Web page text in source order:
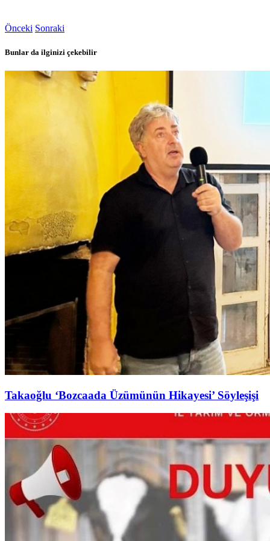
Önceki Sonraki
Bunlar da ilginizi çekebilir
Takaoğlu ‘Bozcaada Üzümünün Hikayesi’ Söyleşişi